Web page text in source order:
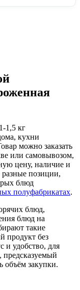
1,5 кг
кухни
можно заказать
или самовывозом,
цену, наличие и
позиции,
блюд
полуфабрикатах.
блюд,
блюд на
такие
продукт без
и удобство, для
предсказуемый
объём закупки.